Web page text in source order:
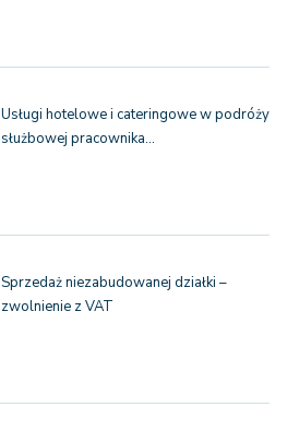
Usługi hotelowe i cateringowe w podróży
służbowej pracownika…
Sprzedaż niezabudowanej działki –
zwolnienie z VAT